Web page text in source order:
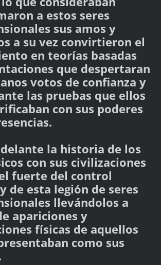
a estos seres
sus amos y
a su vez convirtieron el
en teorías basadas
que despertaran
votos de confianza y
las pruebas que ellos
con sus poderes
la historia de los
con sus civilizaciones
fuerte del control
de esta legión de seres
llevándolos a
apariciones y
físicas de aquellos
como sus